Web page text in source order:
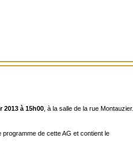
2013 à 15h00 , à la salle de la rue Montauzier.
de cette AG et contient le